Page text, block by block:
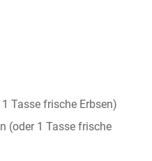
Tasse frische Erbsen)
(oder 1 Tasse frische